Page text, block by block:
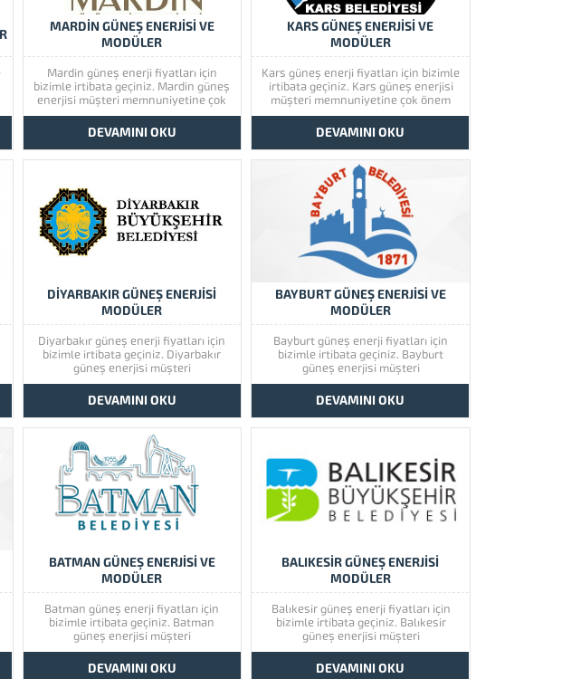
MARDİN GÜNEŞ ENERJİSİ VE
MODÜLER
Mardin güneş enerji fiyatları için
bizimle irtibata geçiniz. Mardin güneş
enerjisi müşteri memnuniyetine çok
önem vermektedir. Mardin güneş
enerjisinin kaliteli ürünlerini görmek
için lütfen ürünlerimize bir göz atınız.
Türkiye’de başta güney doğu olmak
DEVAMINI OKU
KARS GÜNEŞ ENERJİSİ VE
MODÜLER
Kars güneş enerji fiyatları için bizimle
irtibata geçiniz. Kars güneş enerjisi
müşteri memnuniyetine çok önem
vermektedir. Kars güneş enerjisinin
kaliteli ürünlerini görmek için lütfen
ürünlerimize bir göz atınız. Türkiye’de
başta güney doğu olmak üzere tüm
illerimizde hizmet vermekteyiz. Tüm
soru,...
DEVAMINI OKU
DİYARBAKIR GÜNEŞ ENERJİSİ
MODÜLER
Diyarbakır güneş enerji fiyatları için
bizimle irtibata geçiniz. Diyarbakır
güneş enerjisi müşteri
memnuniyetine çok önem
vermektedir. Diyarbakır güneş
enerjisinin kaliteli ürünlerini görmek
için lütfen ürünlerimize bir göz atınız.
Türkiye’de başta güney doğu olmak
üzere tüm illerimizde hizmet
vermekteyiz. Tüm soru,...
DEVAMINI OKU
BAYBURT GÜNEŞ ENERJİSİ VE
MODÜLER
Bayburt güneş enerji fiyatları için
bizimle irtibata geçiniz. Bayburt
güneş enerjisi müşteri
memnuniyetine çok önem
vermektedir. Bayburt güneş
enerjisinin kaliteli ürünlerini görmek
için lütfen ürünlerimize bir göz atınız.
vermekteyiz. Tüm soru,...
DEVAMINI OKU
BATMAN GÜNEŞ ENERJİSİ VE
MODÜLER
Batman güneş enerji fiyatları için
bizimle irtibata geçiniz. Batman
güneş enerjisi müşteri
memnuniyetine çok önem
vermektedir. Batman güneş
DEVAMINI OKU
BALIKESİR GÜNEŞ ENERJİSİ
MODÜLER
Balıkesir güneş enerji fiyatları için
bizimle irtibata geçiniz. Balıkesir
güneş enerjisi müşteri
memnuniyetine çok önem
vermektedir. Balıkesir güneş
DEVAMINI OKU